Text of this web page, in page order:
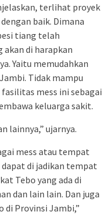
terlihat proyek
baik. Dimana
tiang telah
akan di harapkan
Yaitu memudahkan
Tidak mampu
mess ini sebagai
keluarga sakit.
lainnya,” ujarnya.
mess atau tempat
di jadikan tempat
Tebo yang ada di
dan lain lain. Dan juga
di Provinsi Jambi,”